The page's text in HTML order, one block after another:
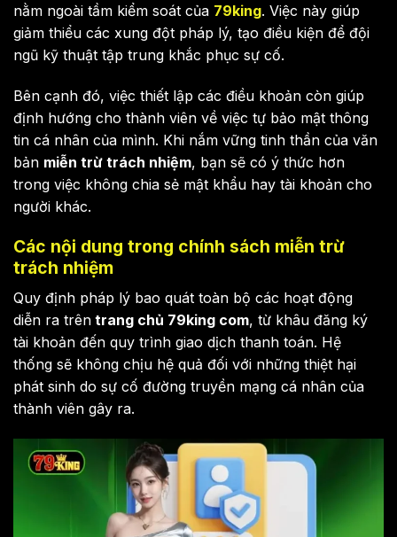
nằm ngoài tầm kiểm soát của 79king. Việc này giúp
giảm thiểu các xung đột pháp lý, tạo điều kiện để đội
ngũ kỹ thuật tập trung khắc phục sự cố.
Bên cạnh đó, việc thiết lập các điều khoản còn giúp
định hướng cho thành viên về việc tự bảo mật thông
tin cá nhân của mình. Khi nắm vững tinh thần của văn
bản miễn trừ trách nhiệm, bạn sẽ có ý thức hơn
trong việc không chia sẻ mật khẩu hay tài khoản cho
người khác.
Các nội dung trong chính sách miễn trừ
trách nhiệm
Quy định pháp lý bao quát toàn bộ các hoạt động
diễn ra trên trang chủ 79king com, từ khâu đăng ký
tài khoản đến quy trình giao dịch thanh toán. Hệ
thống sẽ không chịu hệ quả đối với những thiệt hại
phát sinh do sự cố đường truyền mạng cá nhân của
thành viên gây ra.